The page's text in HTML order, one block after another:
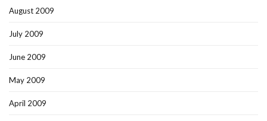
August 2009
July 2009
June 2009
May 2009
April 2009